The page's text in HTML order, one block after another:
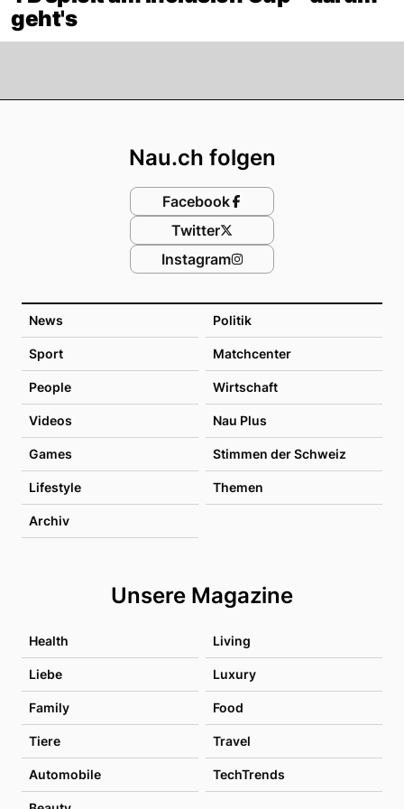
geht's
News Politik
Sport Matchcenter
People Wirtschaft
Videos Nau Plus
Games Stimmen der Schweiz
Lifestyle Themen
Archiv
Unsere Magazine
Health Living
Liebe Luxury
Family Food
Tiere Travel
Automobile TechTrends
Nau.ch folgen
Facebook
Twitter
Instagram